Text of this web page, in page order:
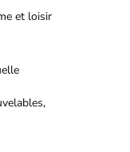
et loisir